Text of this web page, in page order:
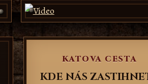
KATOVA CESTA
KDE NÁS